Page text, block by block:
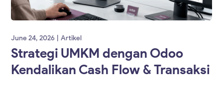
June 24, 2026 Artikel
Strategi UMKM dengan Odoo
Kendalikan Cash Flow & Transaksi